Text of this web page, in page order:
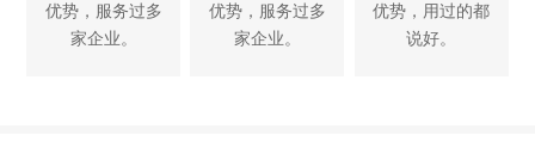
优势，服务过多
家企业。
优势，服务过多
家企业。
优势，用过的都
说好。